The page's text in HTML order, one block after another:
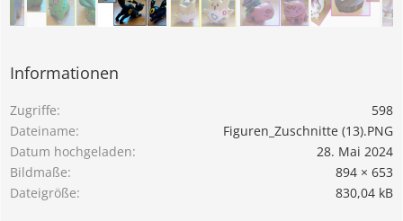
Informationen
Zugriffe
598
Dateiname
Figuren_Zuschnitte (13).PNG
Datum hochgeladen
28. Mai 2024
Bildmaße
894 × 653
Dateigröße
830,04 kB